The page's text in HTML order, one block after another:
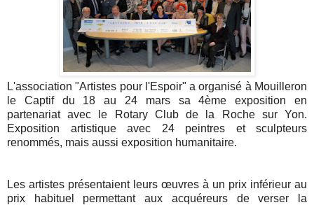
L'association "Artistes pour l'Espoir" a organisé à Mouilleron
le Captif du 18 au 24 mars sa 4ème exposition en
partenariat avec le Rotary Club de la Roche sur Yon.
Exposition artistique avec 24 peintres et sculpteurs
renommés, mais aussi exposition humanitaire.
Les artistes présentaient leurs œuvres à un prix inférieur au
prix habituel permettant aux acquéreurs de verser la